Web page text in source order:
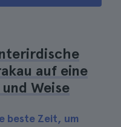
auf eine
Weise
beste Zeit, um